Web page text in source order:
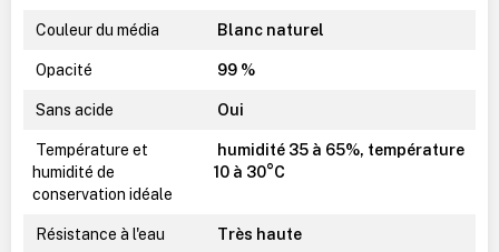
Couleur du média Blanc naturel
Opacité 99 %
Sans acide Oui
Température et
humidité de
conservation idéale
humidité 35 à 65%, température
10 à 30°C
Résistance à l'eau Très haute